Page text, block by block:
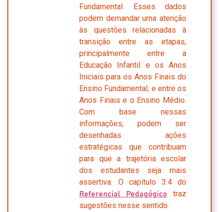
Fundamental. Esses dados
podem demandar uma atenção
às questões relacionadas à
transição entre as etapas,
principalmente entre a
Educação Infantil e os Anos
Iniciais para os Anos Finais do
Ensino Fundamental; e entre os
Anos Finais e o Ensino Médio.
Com base nessas
informações, podem ser
desenhadas ações
estratégicas que contribuam
para que a trajetória escolar
dos estudantes seja mais
assertiva. O capítulo 3.4 do
Referencial Pedagógico
traz
sugestões nesse sentido.